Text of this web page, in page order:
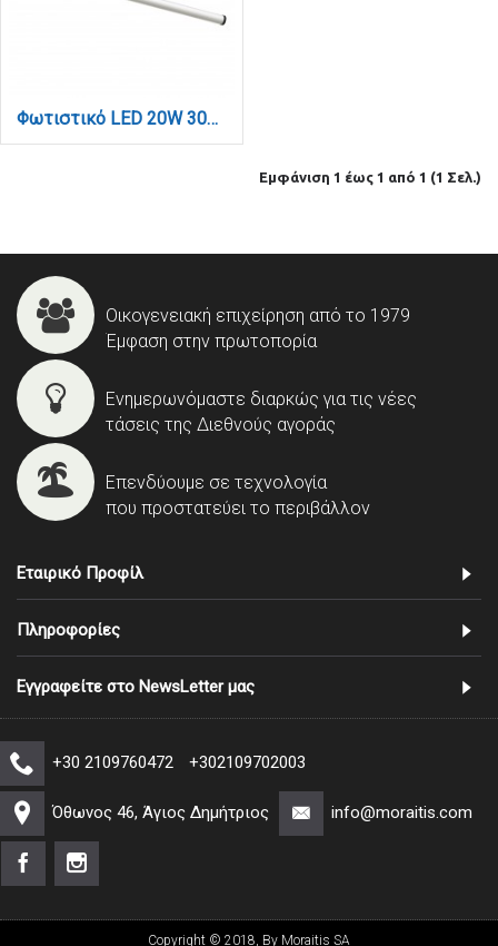
Φωτιστικό LED 20W 3000K για Ultra-Thin μαγνητική ράγα σε μαύρη απόχρωση D:80x8,7cm (T04201-BL)
Εμφάνιση 1 έως 1 από 1 (1 Σελ.)
Οικογενειακή επιχείρηση από το 1979
Έμφαση στην πρωτοπορία
Ενημερωνόμαστε διαρκώς για τις νέες
τάσεις της Διεθνούς αγοράς
Επενδύουμε σε τεχνολογία
που προστατεύει το περιβάλλον
Εταιρικό Προφίλ
Πληροφορίες
Εγγραφείτε στο NewsLetter μας
+30 2109760472 +302109702003
Όθωνος 46, Άγιος Δημήτριος info@moraitis.com
Copyright © 2018, By Moraitis SA